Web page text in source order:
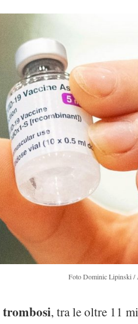
Foto Dominic Lipinski /
trombosi, tra le oltre 11